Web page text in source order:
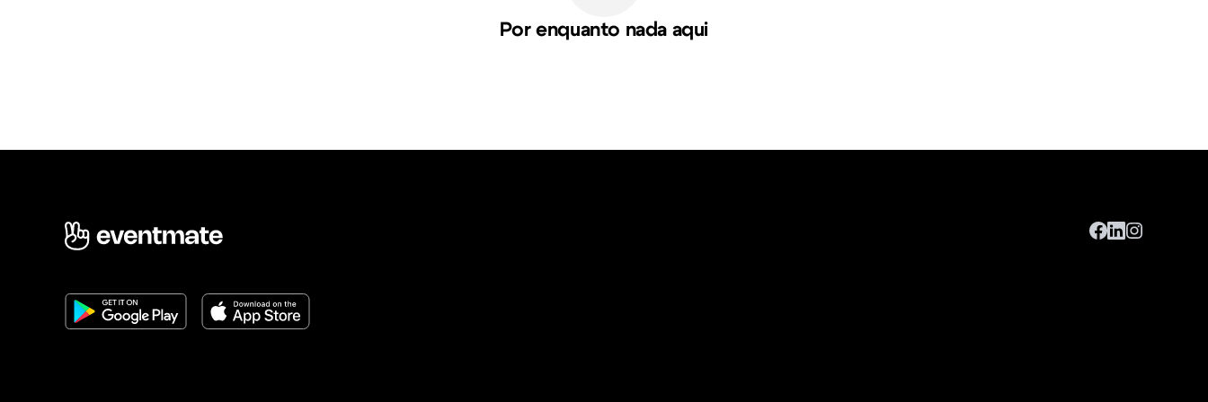
Por enquanto nada aqui